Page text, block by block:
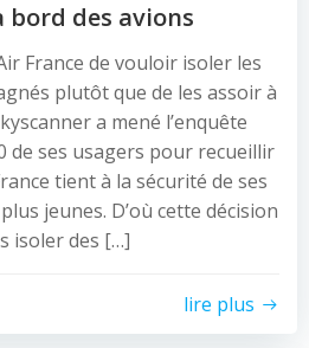
bord des avions
France de vouloir isoler les
plutôt que de les assoir à
a mené l’enquête
de ses usagers pour recueillir
tient à la sécurité de ses
jeunes. D’où cette décision
isoler des […]
lire plus